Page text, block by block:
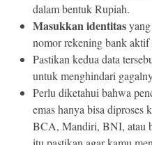
dalam bentuk Rupiah.
Masukkan identitas
nomor rekening bank aktif
Pastikan kedua data
untuk menghindari
Perlu diketahui bahwa
emas hanya bisa diproses
BCA, Mandiri, BNI, atau